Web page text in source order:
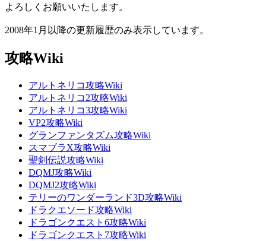
よろしくお願いいたします。
2008年1月以降の更新履歴のみ表示しています。
攻略Wiki
アルトネリコ攻略Wiki
アルトネリコ2攻略Wiki
アルトネリコ3攻略Wiki
VP2攻略Wiki
グランファンタズム攻略Wiki
スマブラX攻略Wiki
聖剣伝説攻略Wiki
DQMJ攻略Wiki
DQMJ2攻略Wiki
テリーのワンダーランド3D攻略Wiki
ドラクエソード攻略Wiki
ドラゴンクエスト6攻略Wiki
ドラゴンクエスト7攻略Wiki